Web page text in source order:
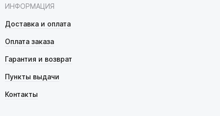
ИНФОРМАЦИЯ
Доставка и оплата
Оплата заказа
Гарантия и возврат
Пункты выдачи
Контакты